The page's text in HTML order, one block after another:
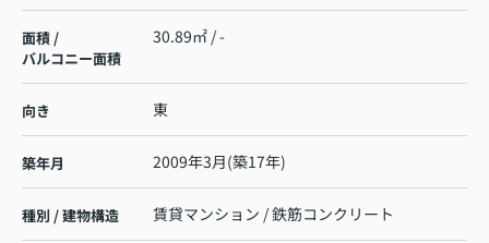
面積 /
バルコニー面積
30.89㎡ / -
向き 東
築年月 2009年3月(築17年)
種別 / 建物構造 賃貸マンション / 鉄筋コンクリート